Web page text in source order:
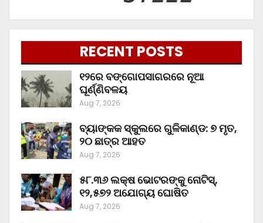
RECENT POSTS
୧୨ରେ ବଙ୍ଗୋପସାଗରରେ ନୂଆ
ଘୂର୍ଣ୍ଣିବଳୟ
Aug 7, 2026
ବ୍ୟାଙ୍କକ ସ୍କୁଲରେ ଗୁଳିକାଣ୍ଡ: ୭ ମୃତ,
୨୦ ଛାତ୍ର ଆହତ
Aug 7, 2026
୫୮.୩୬ ଲକ୍ଷ ଭୋଟରଙ୍କୁ ନୋଟିସ୍‌,
୧୨,୫୭୨ ଅଯୋଗ୍ୟ ଘୋଷିତ
Aug 7, 2026